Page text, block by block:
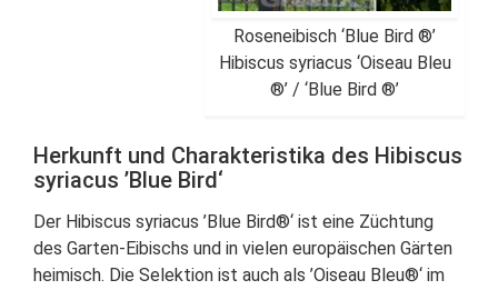
Roseneibisch ‘Blue Bird ®’
Hibiscus syriacus ‘Oiseau Bleu
®’ / ‘Blue Bird ®’
Herkunft und Charakteristika des Hibiscus
syriacus ’Blue Bird‘
Der Hibiscus syriacus ’Blue Bird®‘ ist eine Züchtung
des Garten-Eibischs und in vielen europäischen Gärten
heimisch. Die Selektion ist auch als ’Oiseau Bleu®‘ im